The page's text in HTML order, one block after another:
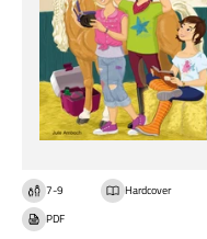
7-9
Hardcover
PDF